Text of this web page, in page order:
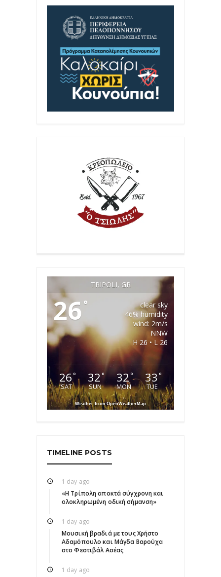
TRIPOLI, GR
26°
clear sky
46% humidity
wind: 2m/s
NNW
H 26 • L 26
26°
SAT
32°
SUN
32°
MON
33 °
TUE
Weather from OpenWeatherMap
TIMELINE POSTS
1 day ago
«Η Τρίπολη αποκτά σύγχρονη και
ολοκληρωμένη οδική σήμανση»
1 day ago
Μουσική βραδιά με τους Χρήστο
Αδαμόπουλο και Μάγδα Βαρούχα
στο Φεστιβάλ Ασέας
1 day ago